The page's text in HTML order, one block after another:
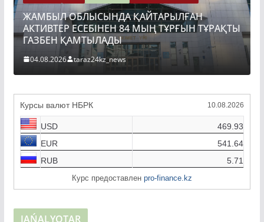
ОБЛЫСЫНДА ҚАЙТАРЫЛҒАН
ЕСЕБІНЕН 84 МЫҢ ТҰРҒЫН ТҰРАҚТЫ
ҚАМТЫЛАДЫ
taraz24kz_news
ТОҚАЕВ
Курсы валют НБРК 10.08.2026
USD
469.93
EUR
541.64
RUB
5.71
Курс предоставленpro-finance.kz